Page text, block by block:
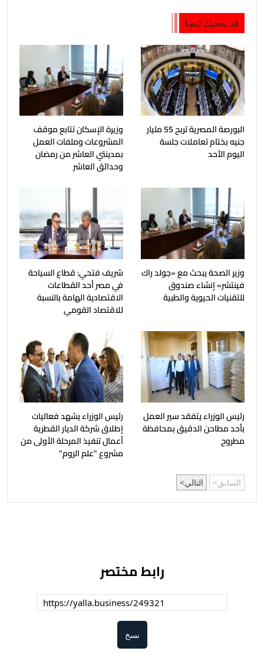
قد يعجبك ايضا
البورصة المصرية تربح 55 مليار
جنيه بختام تعاملات جلسة
اليوم الأحد
وزيرة الإسكان تتابع موقف
المشروعات وملفات العمل
بمدينتي العاشر من رمضان
وحدائق العاشر
وزير الصحة يبحث مع «جولد راك
فينتشر» إنشاء صندوق
للتقنيات الحيوية والطبية
شريف فتحي: قطاع السياحة
في مصر أحد القطاعات
الاقتصادية الهامة بالنسبة
للاقتصاد القومي
رئيس الوزراء يتفقد سير العمل
بأحد مطاحن الدقيق بمحافظة
مطروح
رئيس الوزراء يشهد فعاليات
إطلاق شركة الديار القطرية
أعمال تنفيذ المرحلة الأولى من
مشروع "علم الروم"
السابق التالي
رابط مختصر
نسخ